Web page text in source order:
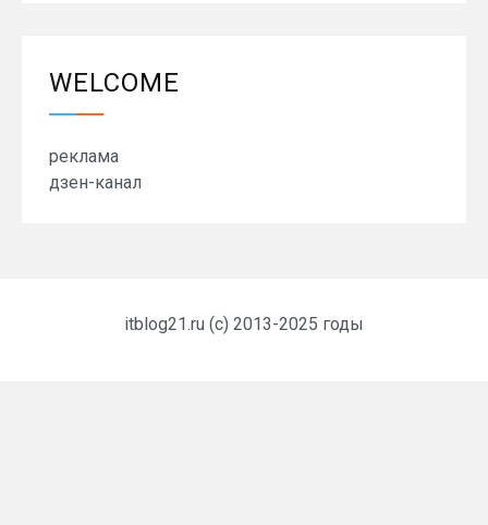
WELCOME
реклама
дзен-канал
itblog21.ru (c) 2013-2025 годы